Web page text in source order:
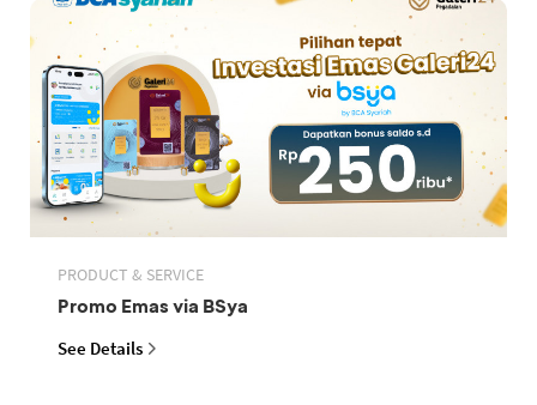
PRODUCT & SERVICE
Promo Emas via BSya
See Details